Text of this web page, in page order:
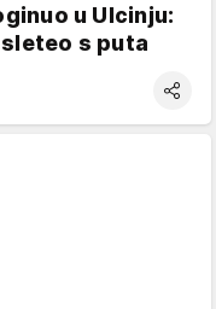
u Ulcinju:
s puta